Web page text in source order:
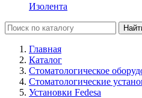
Изолента
Главная
Каталог
Стоматологическое
Стоматологические
Установки Fedesa